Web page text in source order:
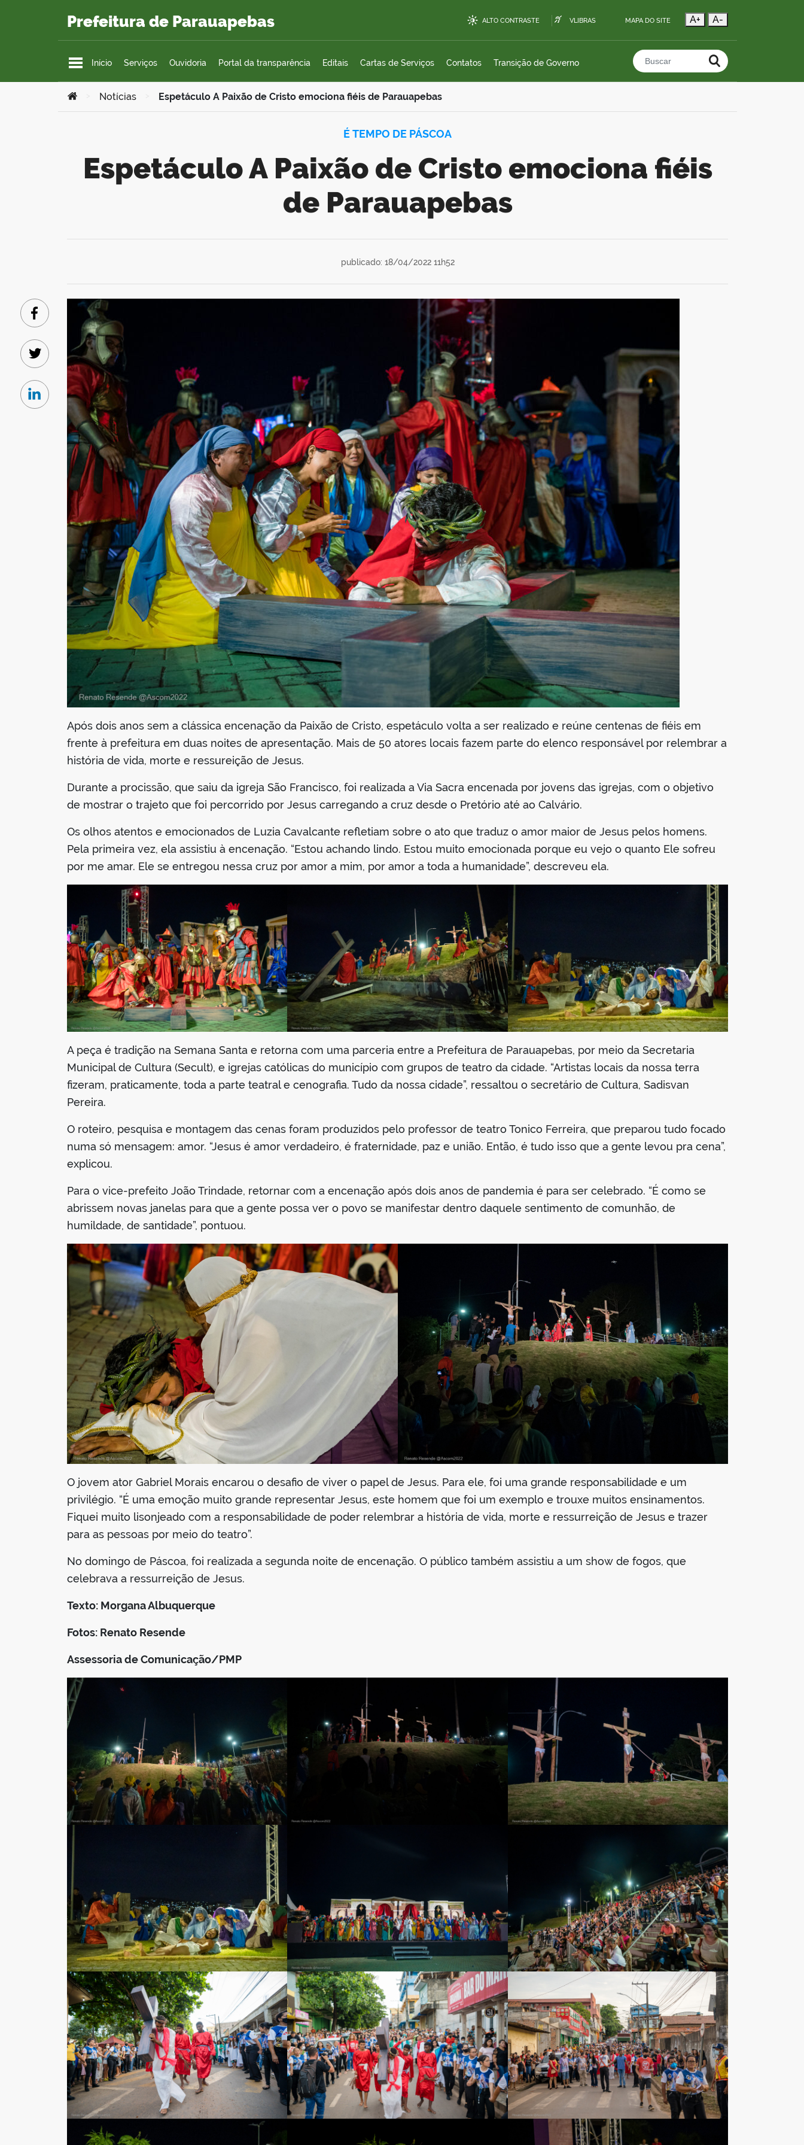
Prefeitura de Parauapebas ALTO CONTRASTE VLIBRAS MAPA DO SITE A+ A-
Início Serviços Ouvidoria Portal da transparência Editais Cartas de Serviços Contatos Transição de Governo Buscar no portal
Você está aqui:
Notícias Espetáculo A Paixão de Cristo emociona fiéis de Parauapebas
É TEMPO DE PÁSCOA
Espetáculo A Paixão de Cristo emociona fiéis
de Parauapebas
publicado: 18/04/2022 11h52
Após dois anos sem a clássica encenação da Paixão de Cristo, espetáculo volta a ser realizado e reúne centenas de fiéis em
frente à prefeitura em duas noites de apresentação. Mais de 50 atores locais fazem parte do elenco responsável por relembrar a
história de vida, morte e ressureição de Jesus.
Durante a procissão, que saiu da igreja São Francisco, foi realizada a Via Sacra encenada por jovens das igrejas, com o objetivo
de mostrar o trajeto que foi percorrido por Jesus carregando a cruz desde o Pretório até ao Calvário.
Os olhos atentos e emocionados de Luzia Cavalcante refletiam sobre o ato que traduz o amor maior de Jesus pelos homens.
Pela primeira vez, ela assistiu à encenação. “Estou achando lindo. Estou muito emocionada porque eu vejo o quanto Ele sofreu
por me amar. Ele se entregou nessa cruz por amor a mim, por amor a toda a humanidade”, descreveu ela.
A peça é tradição na Semana Santa e retorna com uma parceria entre a Prefeitura de Parauapebas, por meio da Secretaria
Municipal de Cultura (Secult), e igrejas católicas do município com grupos de teatro da cidade. “Artistas locais da nossa terra
fizeram, praticamente, toda a parte teatral e cenografia. Tudo da nossa cidade”, ressaltou o secretário de Cultura, Sadisvan
Pereira.
O roteiro, pesquisa e montagem das cenas foram produzidos pelo professor de teatro Tonico Ferreira, que preparou tudo focado
numa só mensagem: amor. “Jesus é amor verdadeiro, é fraternidade, paz e união. Então, é tudo isso que a gente levou pra cena”,
explicou.
Para o vice-prefeito João Trindade, retornar com a encenação após dois anos de pandemia é para ser celebrado. “É como se
abrissem novas janelas para que a gente possa ver o povo se manifestar dentro daquele sentimento de comunhão, de
humildade, de santidade”, pontuou.
O jovem ator Gabriel Morais encarou o desafio de viver o papel de Jesus. Para ele, foi uma grande responsabilidade e um
privilégio. “É uma emoção muito grande representar Jesus, este homem que foi um exemplo e trouxe muitos ensinamentos.
Fiquei muito lisonjeado com a responsabilidade de poder relembrar a história de vida, morte e ressurreição de Jesus e trazer
para as pessoas por meio do teatro”.
No domingo de Páscoa, foi realizada a segunda noite de encenação. O público também assistiu a um show de fogos, que
celebrava a ressurreição de Jesus.
Texto: Morgana Albuquerque
Fotos: Renato Resende
Assessoria de Comunicação/PMP
Facebook
Twitter
Linkedin